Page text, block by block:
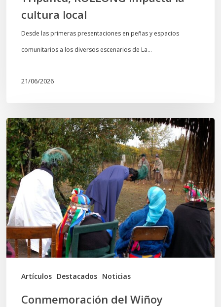
cultura local
Desde las primeras presentaciones en peñas y espacios
comunitarios a los diversos escenarios de La…
21/06/2026
Artículos Destacados Noticias
Conmemoración
del
Wiñoy
Tripantü
y
la
Sociedad
Mapuche
Ancestral
Conmemoración del Wiñoy